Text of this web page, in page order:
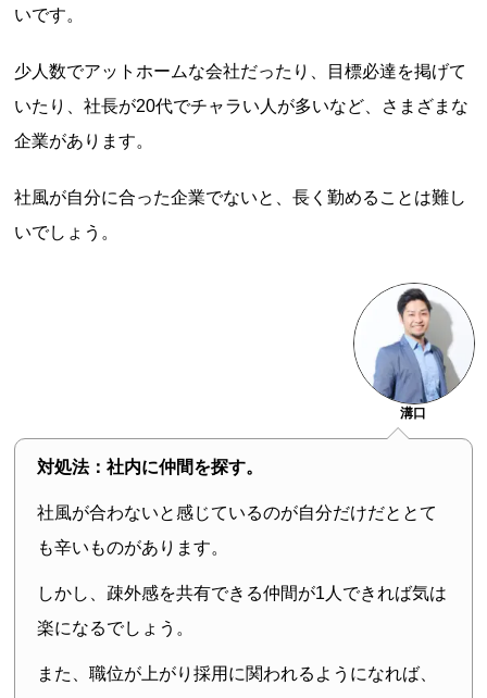
いです。
少人数でアットホームな会社だったり、目標必達を掲げて
いたり、社長が20代でチャラい人が多いなど、さまざまな
企業があります。
社風が自分に合った企業でないと、長く勤めることは難し
いでしょう。
溝口
対処法：社内に仲間を探す。
社風が合わないと感じているのが自分だけだととて
も辛いものがあります。
しかし、疎外感を共有できる仲間が1人できれば気は
楽になるでしょう。
また、職位が上がり採用に関われるようになれば、